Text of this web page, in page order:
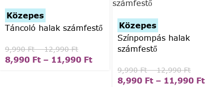
Közepes
Táncoló halak számfestő
9,990Ft – 12,990Ft
8,990 Ft – 11,990 Ft
Közepes
Színpompás halak
számfestő
9,990Ft – 12,990Ft
8,990 Ft – 11,990 Ft